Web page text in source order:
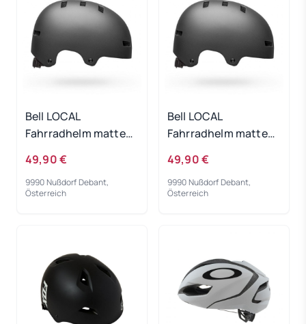
Bell LOCAL
Fahrradhelm matte
49,90 €
9990 Nußdorf Debant,
Österreich
Bell LOCAL
Fahrradhelm matte
49,90 €
9990 Nußdorf Debant,
Österreich